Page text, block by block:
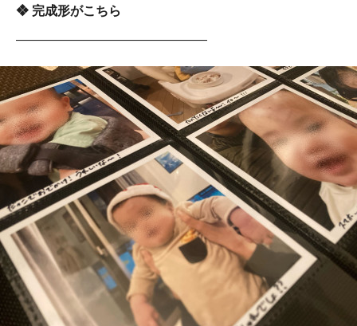
❖ 完成形がこちら
―――――――――――――――